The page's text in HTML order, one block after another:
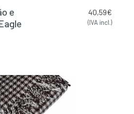
e
40,59€
(IVA incl.)